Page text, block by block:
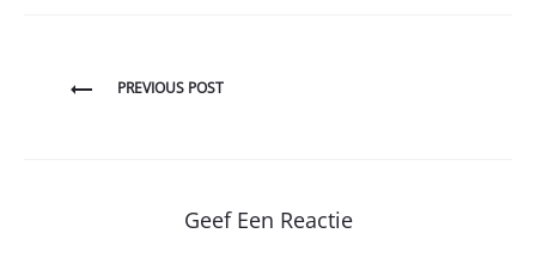
BerichtPREVIOUS POST
Geef Een Reactie